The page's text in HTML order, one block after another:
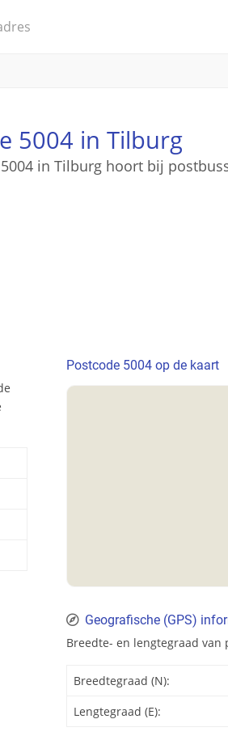
5004 in Tilburg
in Tilburg hoort bij
Postcode 5004 op de kaart
Geografische (GPS)
Breedte- en lengtegraad van
Breedtegraad (N):
Lengtegraad (E):